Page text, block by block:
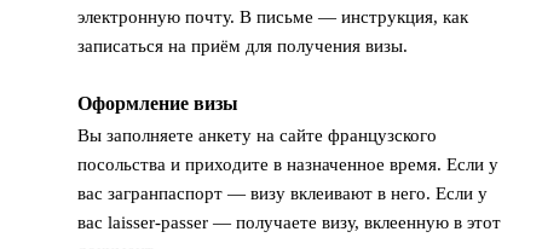
электронную почту. В письме — инструкция, как
записаться на приём для получения визы.
Оформление визы
Вы заполняете анкету на сайте французского
посольства и приходите в назначенное время. Если у
вас загранпаспорт — визу вклеивают в него. Если у
вас laisser-passer — получаете визу, вклеенную в этот